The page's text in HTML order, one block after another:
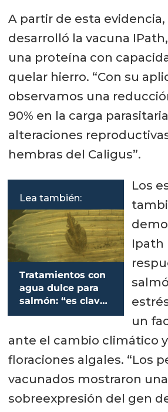
A partir de esta
desarrolló la vacuna
una proteína con
quelar hierro. “Con su
observamos una
90% en la carga
alteraciones
hembras del Caligus”.
Lea también:
Tratamientos con
agua dulce para
salmón: “es clave
utilizar un tiempo
Los
Ipath
un
ante el cambio climático
floraciones algales. “Los
vacunados mostraron una
sobreexpresión del gen